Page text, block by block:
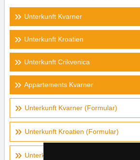
Unterkunft Kvarner
Unterkunft Kroatien
Unterkunft Crikvenica
Appartements Kvarner
Unterkunft Kvarner (Formular)
Unterkunft Kroatien (Formular)
Unterkunft auf der Landkarte - Kvarner